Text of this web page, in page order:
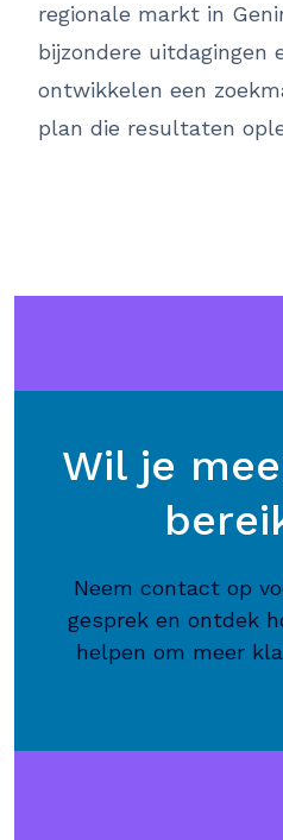
regionale markt in
bijzondere uitdagingen
ontwikkelen een
plan die resultaten
Wil je
Neem contact op
gesprek en ontdek
helpen om meer